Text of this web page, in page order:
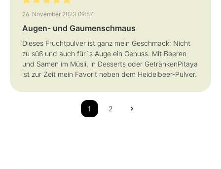
Bewertung mit 5 von 5 Sternen
26. November 2023 09:57
Augen- und Gaumenschmaus
Dieses Fruchtpulver ist ganz mein Geschmack: Nicht
zu süß und auch für´s Auge ein Genuss. Mit Beeren
und Samen im Müsli, in Desserts oder GetränkenPitaya
ist zur Zeit mein Favorit neben dem Heidelbeer-Pulver.
1 2